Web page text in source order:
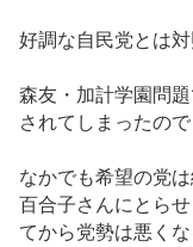
好調な自民党とは
森友・加計学園問
されてしまったので
なかでも希望の党
百合子さんにとら
てから党勢は悪くな